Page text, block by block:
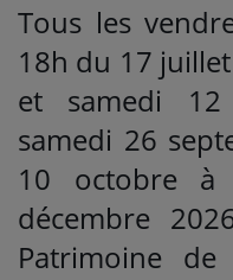
Tous les
18h du 17
et samedi
samedi 26
10 octobre
décembre
Patrimoine